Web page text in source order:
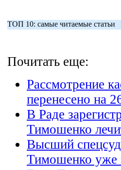
ТОП 10: самые читаемые статьи
Почитать еще:
Рассмотрение
перенесено на
В Раде
Тимошенко
Высший
Тимошенко уже